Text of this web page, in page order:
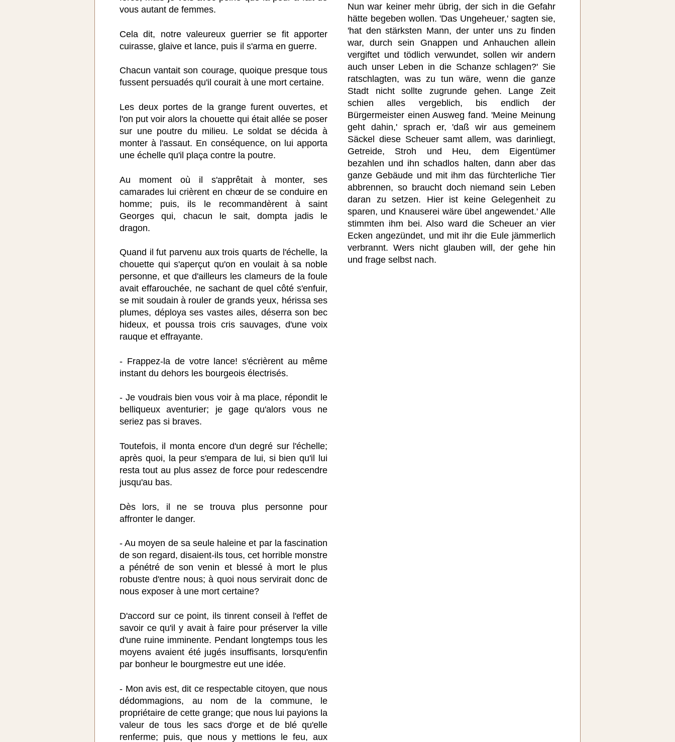
vous autant de femmes.
Cela dit, notre valeureux guerrier se fit apporter
cuirasse, glaive et lance, puis il s'arma en guerre.
Chacun vantait son courage, quoique presque tous
fussent persuadés qu'il courait à une mort certaine.
Les deux portes de la grange furent ouvertes, et
l'on put voir alors la chouette qui était allée se poser
sur une poutre du milieu. Le soldat se décida à
monter à l'assaut. En conséquence, on lui apporta
une échelle qu'il plaça contre la poutre.
Au moment où il s'apprêtait à monter, ses
camarades lui crièrent en chœur de se conduire en
homme; puis, ils le recommandèrent à saint
Georges qui, chacun le sait, dompta jadis le
dragon.
Quand il fut parvenu aux trois quarts de l'échelle, la
chouette qui s'aperçut qu'on en voulait à sa noble
personne, et que d'ailleurs les clameurs de la foule
avait effarouchée, ne sachant de quel côté s'enfuir,
se mit soudain à rouler de grands yeux, hérissa ses
plumes, déploya ses vastes ailes, déserra son bec
hideux, et poussa trois cris sauvages, d'une voix
rauque et effrayante.
- Frappez-la de votre lance! s'écrièrent au même
instant du dehors les bourgeois électrisés.
- Je voudrais bien vous voir à ma place, répondit le
belliqueux aventurier; je gage qu'alors vous ne
seriez pas si braves.
Toutefois, il monta encore d'un degré sur l'échelle;
après quoi, la peur s'empara de lui, si bien qu'il lui
resta tout au plus assez de force pour redescendre
jusqu'au bas.
Dès lors, il ne se trouva plus personne pour
affronter le danger.
- Au moyen de sa seule haleine et par la fascination
de son regard, disaient-ils tous, cet horrible monstre
a pénétré de son venin et blessé à mort le plus
robuste d'entre nous; à quoi nous servirait donc de
nous exposer à une mort certaine?
D'accord sur ce point, ils tinrent conseil à l'effet de
savoir ce qu'il y avait à faire pour préserver la ville
d'une ruine imminente. Pendant longtemps tous les
moyens avaient été jugés insuffisants, lorsqu'enfin
par bonheur le bourgmestre eut une idée.
- Mon avis est, dit ce respectable citoyen, que nous
dédommagions, au nom de la commune, le
propriétaire de cette grange; que nous lui payions la
valeur de tous les sacs d'orge et de blé qu'elle
renferme; puis, que nous y mettions le feu, aux
Nun war keiner mehr übrig, der sich in die Gefahr
hätte begeben wollen. 'Das Ungeheuer,' sagten sie,
'hat den stärksten Mann, der unter uns zu finden
war, durch sein Gnappen und Anhauchen allein
vergiftet und tödlich verwundet, sollen wir andern
auch unser Leben in die Schanze schlagen?' Sie
ratschlagten, was zu tun wäre, wenn die ganze
Stadt nicht sollte zugrunde gehen. Lange Zeit
schien alles vergeblich, bis endlich der
Bürgermeister einen Ausweg fand. 'Meine Meinung
geht dahin,' sprach er, 'daß wir aus gemeinem
Säckel diese Scheuer samt allem, was darinliegt,
Getreide, Stroh und Heu, dem Eigentümer
bezahlen und ihn schadlos halten, dann aber das
ganze Gebäude und mit ihm das fürchterliche Tier
abbrennen, so braucht doch niemand sein Leben
daran zu setzen. Hier ist keine Gelegenheit zu
sparen, und Knauserei wäre übel angewendet.' Alle
stimmten ihm bei. Also ward die Scheuer an vier
Ecken angezündet, und mit ihr die Eule jämmerlich
verbrannt. Wers nicht glauben will, der gehe hin
und frage selbst nach.